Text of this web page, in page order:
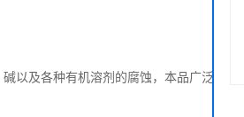
及各种有机溶剂的腐蚀，本品广泛应用